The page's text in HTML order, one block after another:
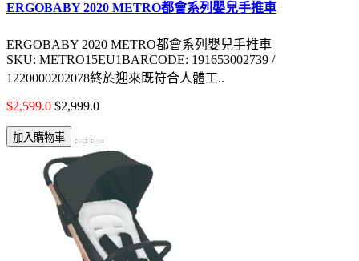
ERGOBABY 2020 METRO都會系列嬰兒手推車
ERGOBABY 2020 METRO都會系列嬰兒手推車
SKU: METRO15EU1BARCODE: 191653002739 /
1220000202078終於迎來既符合人體工..
$2,599.0 $2,999.0
加入購物車